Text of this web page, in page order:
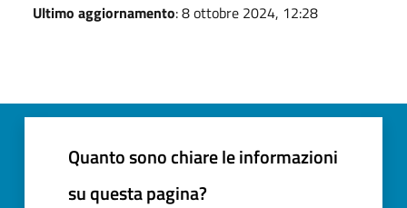
Ultimo aggiornamento: 8 ottobre 2024, 12:28
Quanto sono chiare le informazioni
su questa pagina?